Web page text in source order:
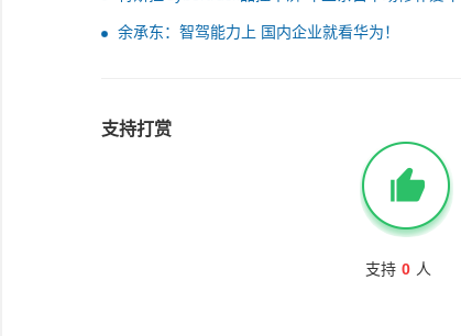
余承东：智驾能力上 国内企业就看华为！
支持打赏
支持 0 人